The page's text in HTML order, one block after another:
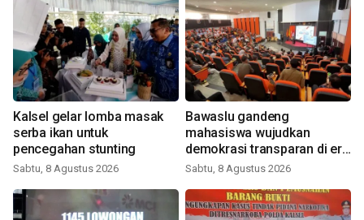
Kalsel gelar lomba masak
serba ikan untuk
pencegahan stunting
Sabtu, 8 Agustus 2026
Bawaslu gandeng
mahasiswa wujudkan
demokrasi transparan di era
digital
Sabtu, 8 Agustus 2026